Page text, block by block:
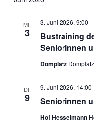
MI.
3
Bustraining
Seniorinnen
3. Juni 2026, 9:00 –
Domplatz
DI.
9 Seniorinnen
9. Juni 2026, 14:00
Hof Hesselmann